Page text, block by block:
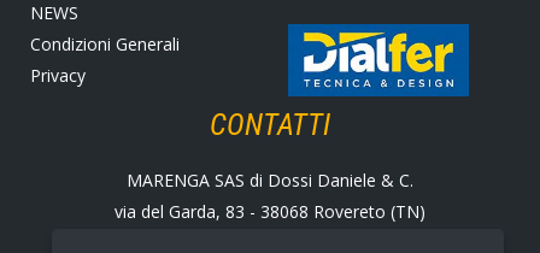
NEWS
Condizioni Generali
Privacy
CONTATTI
MARENGA SAS di Dossi Daniele & C.
via del Garda, 83 - 38068 Rovereto (TN)